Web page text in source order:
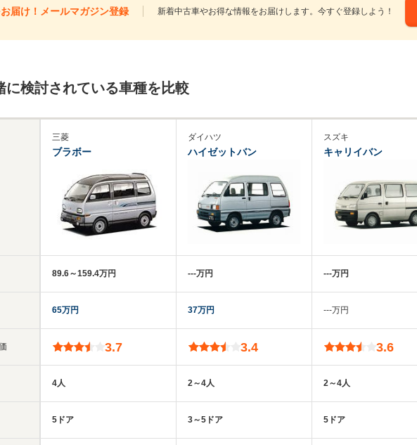
届け！メールマガジン登録 新着中古車やお得な情報をお届けします。今すぐ登録しよう！
に検討されている車種を比較
三菱
ブラボー
89.6～159.4万円
65万円
3.7
4人
5ドア
ダイハツ
ハイゼットバン
‐‐‐万円
37万円
3.4
2～4人
3～5ドア
スズキ
キャリイバン
‐‐‐万円
‐‐‐万円
3.6
2～4人
5ドア